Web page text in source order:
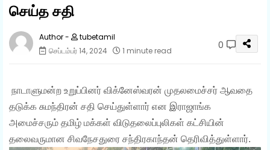
செய்த சதி
tubetamil
செப்டம்பர் 14, 2024
1 minute read 0
நாடாளுமன்ற உறுப்பினர் விக்னேஸ்வரன் முதலமைச்சர் ஆவதை
தடுக்க சுமந்திரன் சதி செய்துள்ளார் என இராஜாங்க
அமைச்சரும் தமிழ் மக்கள் விடுதலைப்புலிகள் கட்சியின்
தலைவருமான சிவநேசதுரை சந்திரகாந்தன் தெரிவித்துள்ளார்.